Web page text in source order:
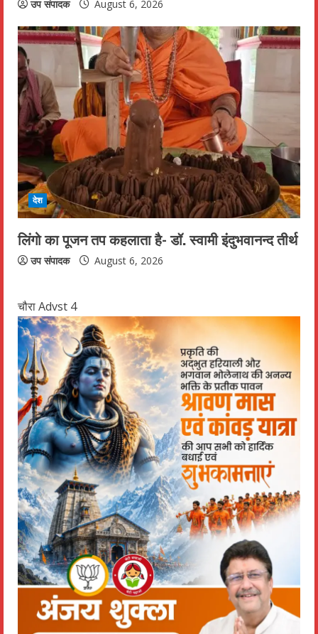
उप संपादक August 6, 2026
देश
लिंगो का पूजन तप कहलाता है- डॉ. स्वामी इंदुभवानन्द तीर्थ
उप संपादक August 6, 2026
चौरा Advst 4